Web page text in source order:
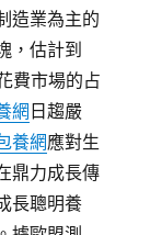
造業為主的
，估計到
費市場的占
網 日趨嚴
養網應對生
鼎力成長傳
長聰明養